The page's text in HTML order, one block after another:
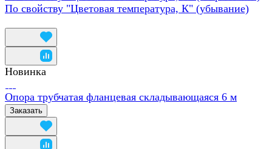
По свойству "Цветовая температура, К" (убывание)
Новинка
Опора трубчатая фланцевая складывающаяся 6 м
Заказать